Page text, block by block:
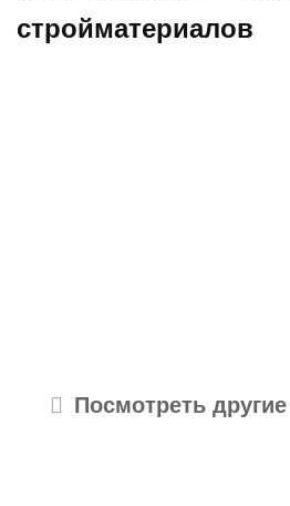
стройматериалов
Посмотреть